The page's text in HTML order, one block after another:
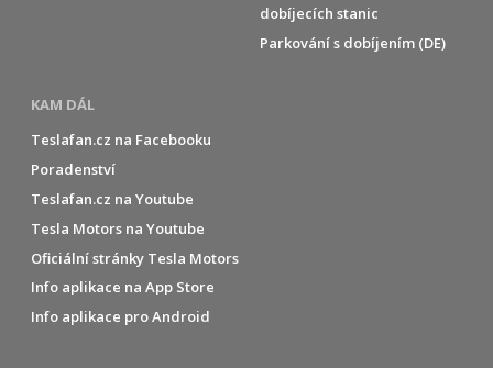
dobíjecích stanic
Parkování s dobíjením (DE)
KAM DÁL
Teslafan.cz na Facebooku
Poradenství
Teslafan.cz na Youtube
Tesla Motors na Youtube
Oficiální stránky Tesla Motors
Info aplikace na App Store
Info aplikace pro Android